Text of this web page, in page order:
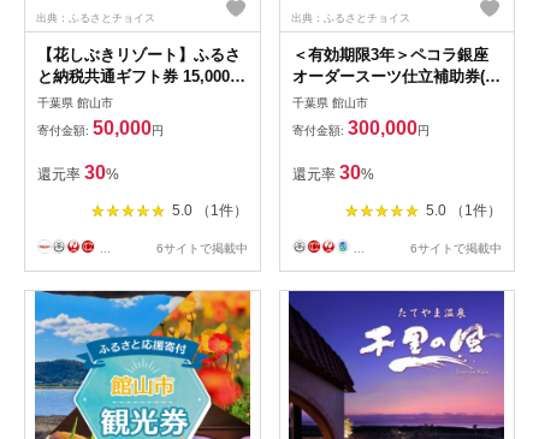
出典：ふるさとチョイス
【花しぶきリゾート】ふるさ
と納税共通ギフト券 15,000円
分
千葉県 館山市
寄付金額: 50,000円
還元率 30%
5.0 （1件）
... 6サイトで掲載中
出典：ふるさとチョイス
＜有効期限3年＞ペコラ銀座
オーダースーツ仕立補助券(9
万円相当)/贈答利用可
【1486740】
千葉県 館山市
寄付金額: 300,000円
還元率 30%
5.0 （1件）
... 6サイトで掲載中